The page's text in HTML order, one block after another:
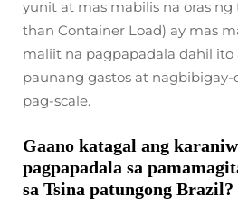
yunit at mas mabilis na oras ng
than Container Load) ay mas
maliit na pagpapadala dahil ito
paunang gastos at nagbibigay-
pag-scale.
Gaano katagal ang
pagpapadala sa
sa Tsina patungong Brazil?